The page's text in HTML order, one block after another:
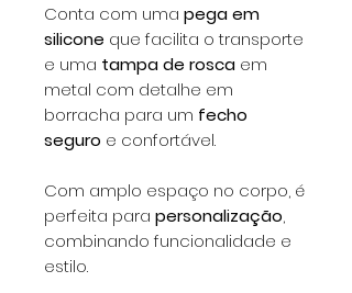
Conta com uma pega em
silicone que facilita o transporte
e uma tampa de rosca em
metal com detalhe em
borracha para um fecho
seguro e confortável.
Com amplo espaço no corpo, é
perfeita para personalização,
combinando funcionalidade e
estilo.